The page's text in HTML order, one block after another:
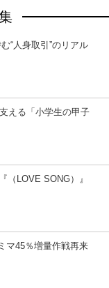
“人身取引”のリアル
える「小学生の甲子
（LOVE SONG）』
マ45％増量作戦再来